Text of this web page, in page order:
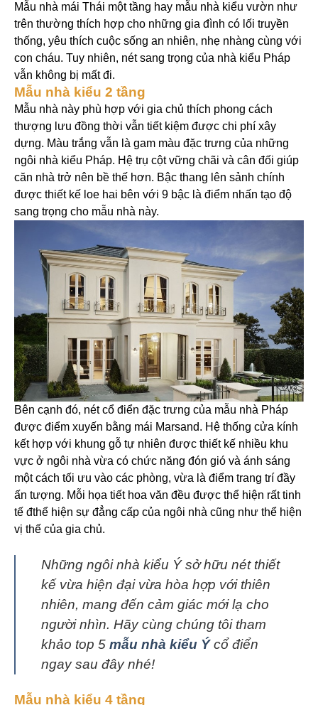
Mẫu nhà mái Thái một tầng hay mẫu nhà kiểu vườn như
trên thường thích hợp cho những gia đình có lối truyền
thống, yêu thích cuộc sống an nhiên, nhẹ nhàng cùng với
con cháu. Tuy nhiên, nét sang trọng của nhà kiểu Pháp
vẫn không bị mất đi.
Mẫu nhà kiểu 2 tầng
Mẫu nhà này phù hợp với gia chủ thích phong cách
thượng lưu đồng thời vẫn tiết kiệm được chi phí xây
dựng. Màu trắng vẫn là gam màu đặc trưng của những
ngôi nhà kiểu Pháp. Hệ trụ cột vững chãi và cân đối giúp
căn nhà trở nên bề thế hơn. Bậc thang lên sảnh chính
được thiết kế loe hai bên với 9 bậc là điểm nhấn tạo độ
sang trọng cho mẫu nhà này.
Bên cạnh đó, nét cổ điển đặc trưng của mẫu nhà Pháp
được điểm xuyến bằng mái Marsand. Hệ thống cửa kính
kết hợp với khung gỗ tự nhiên được thiết kế nhiều khu
vực ở ngôi nhà vừa có chức năng đón gió và ánh sáng
một cách tối ưu vào các phòng, vừa là điểm trang trí đầy
ấn tượng. Mỗi họa tiết hoa văn đều được thể hiện rất tinh
tế đthể hiện sự đẳng cấp của ngôi nhà cũng như thể hiện
vị thế của gia chủ.
Những ngôi nhà kiểu Ý sở hữu nét thiết
kế vừa hiện đại vừa hòa hợp với thiên
nhiên, mang đến cảm giác mới lạ cho
người nhìn. Hãy cùng chúng tôi tham
khảo top 5 mẫu nhà kiểu Ýcổ điển
ngay sau đây nhé!
Mẫu nhà kiểu 4 tầng